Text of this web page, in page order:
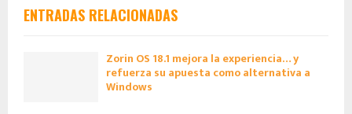
ENTRADAS RELACIONADAS
Zorin OS 18.1 mejora la experiencia… y
refuerza su apuesta como alternativa a
Windows